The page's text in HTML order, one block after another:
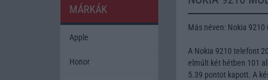
Más néven: Nokia
A Nokia 9210 telefont
elmúlt két hétben 101
5.39 pontot kapott. A
MÁRKÁK
Apple
Honor